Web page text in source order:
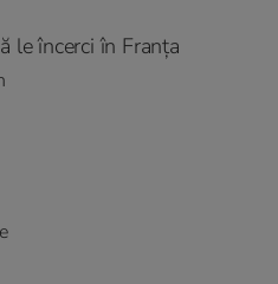
le încerci în Franța